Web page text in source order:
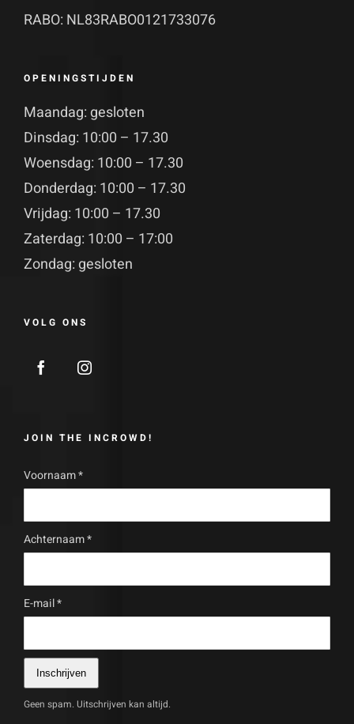
RABO: NL83RABO0121733076
OPENINGSTIJDEN
Maandag: gesloten
Dinsdag: 10:00 – 17.30
Woensdag: 10:00 – 17.30
Donderdag: 10:00 – 17.30
Vrijdag: 10:00 – 17.30
Zaterdag: 10:00 – 17:00
Zondag: gesloten
VOLG ONS
JOIN THE INCROWD!
Voornaam*
Achternaam*
E-mail*
Inschrijven
Geen spam. Uitschrijven kan altijd.